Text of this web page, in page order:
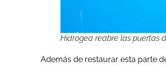
Hidrogea reabre las puertas
Además de restaurar esta parte